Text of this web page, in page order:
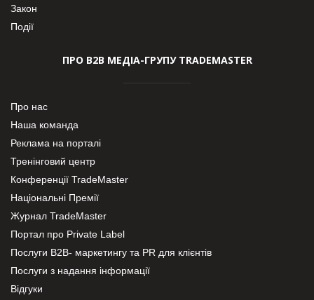
Закон
Події
ПРО В2В МЕДІА-ГРУПУ TRADEMASTER
Про нас
Наша команда
Реклама на порталі
Тренінговий центр
Конференції TradeMaster
Національні Премії
Журнал TradeMaster
Портал про Private Label
Послуги В2В- маркетингу та PR для клієнтів
Послуги з надання інформації
Відгуки